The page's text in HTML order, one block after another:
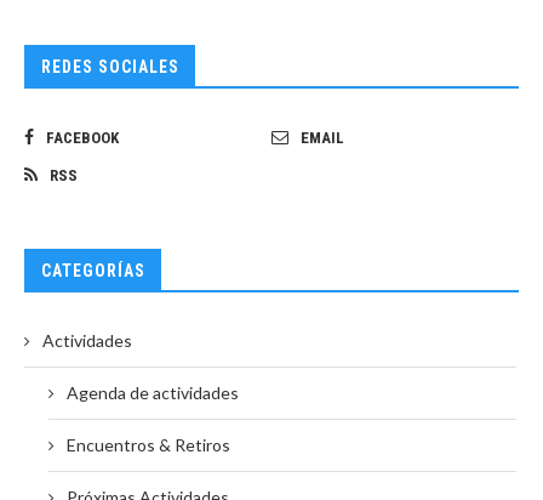
REDES SOCIALES
FACEBOOK EMAIL
RSS
CATEGORÍAS
Actividades
Agenda de actividades
Encuentros & Retiros